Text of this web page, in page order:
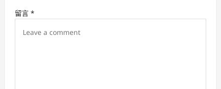
t
i
留言 *